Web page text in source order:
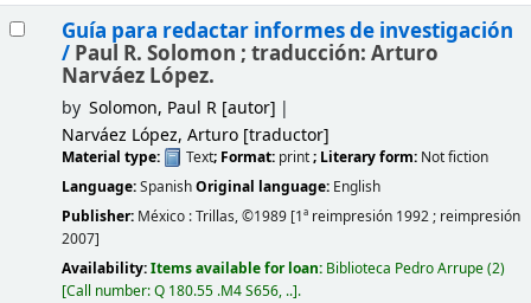
Guía para redactar informes de investigación
/ Paul R. Solomon ; traducción: Arturo
Narváez López.
by Solomon, Paul R[autor]
Narváez López, Arturo[traductor]
Material type: Text; Format: print; Literary form: Not fiction
Language:SpanishOriginal language: English
Publisher: México :Trillas,©1989 [1ª reimpresión 1992 ; reimpresión
2007]
Availability:Items available for loan: Biblioteca Pedro Arrupe(2)
Call number:Q 180.55 .M4 S656, .. .